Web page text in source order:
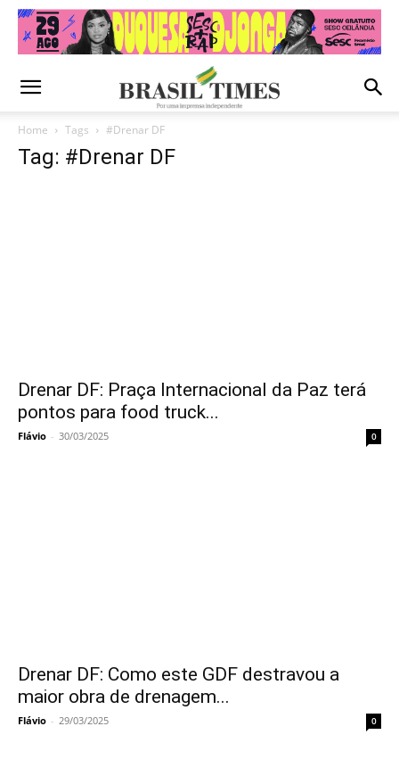
Home Tags #Drenar DF
Tag: #Drenar DF
Drenar DF: Praça Internacional da Paz terá
pontos para food truck...
Flávio - 30/03/2025 0
Drenar DF: Como este GDF destravou a
maior obra de drenagem...
Flávio - 29/03/2025 0